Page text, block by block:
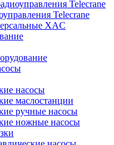
Telecrane
Telecrane
XAC
насосы
маслостанции
ручные насосы
ножные насосы